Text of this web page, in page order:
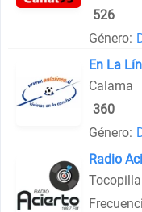
526
Género:
En La
Calama
360
Género:
Radio
Tocopilla